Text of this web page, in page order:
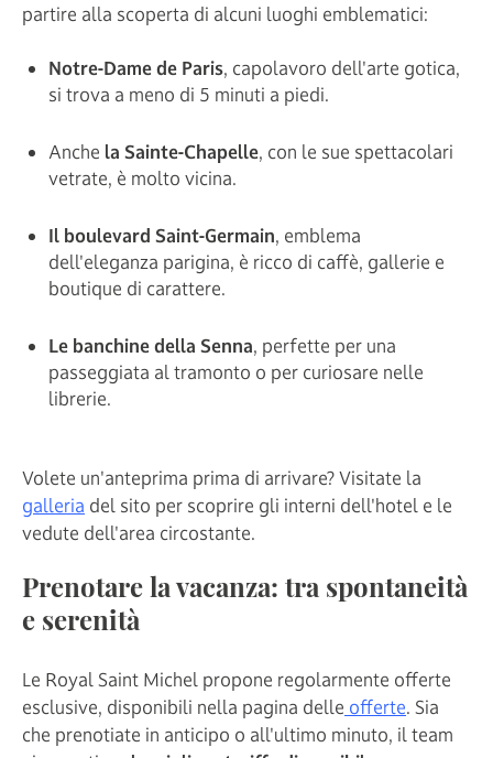
partire alla scoperta di alcuni luoghi emblematici:
Notre-Dame de Paris, capolavoro dell'arte gotica,
si trova a meno di 5 minuti a piedi.
Anche la Sainte-Chapelle, con le sue spettacolari
vetrate, è molto vicina.
Il boulevard Saint-Germain, emblema
dell'eleganza parigina, è ricco di caffè, gallerie e
boutique di carattere.
Le banchine della Senna, perfette per una
passeggiata al tramonto o per curiosare nelle
librerie.
Volete un'anteprima prima di arrivare? Visitate la
galleria del sito per scoprire gli interni dell'hotel e le
vedute dell'area circostante.
Prenotare la vacanza: tra spontaneità
e serenità
Le Royal Saint Michel propone regolarmente offerte
esclusive, disponibili nella pagina delle offerte. Sia
che prenotiate in anticipo o all'ultimo minuto, il team